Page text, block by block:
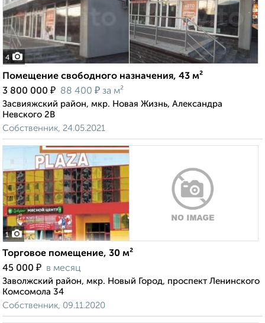
4
Помещение свободного назначения, 43 м²
3 800 000 ₽ 88 400 ₽ за м²
Засвияжский район, мкр. Новая Жизнь, Александра
Невского 2В
Собственник, 24.05.2021
1
Торговое помещение, 30 м²
45 000 ₽ в месяц
Заволжский район, мкр. Новый Город, проспект Ленинского
Комсомола 34
Собственник, 09.11.2020